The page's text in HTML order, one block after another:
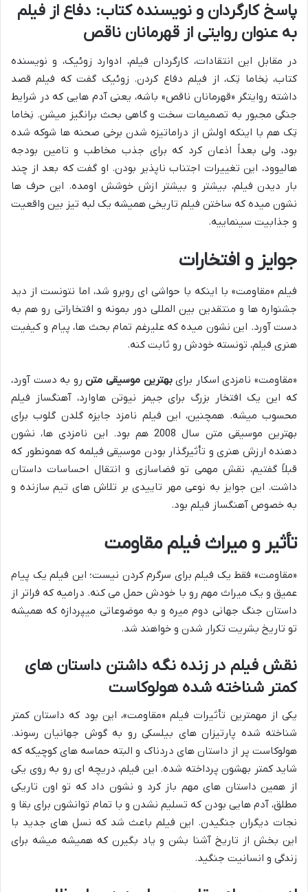
پاسخ کارگردان و نویسنده کتاب: دفاع از فیلم
به عنوان روایتی از قهرمانان ناقص
در مقابل این انتقادات، کارگردان فیلم، ادوارد زوئیک، و نویسنده
کتاب، نِخاما تِک، از فیلم دفاع کردن. زوئیک گفت که فیلم قصد
داشته روایتگر «قهرمانان ناقص» باشه، یعنی آدم هایی که در شرایط
جنگی مجبور به تصمیمات سخت و گاهی بحث برانگیز میشن. نِخاما
تِک هم با اینکه اولش از دراماتیزه شدن برخی صحنه ها شوکه شده
بود، ولی بعداً اذعان کرد که برای جذب مخاطب و تامین بودجه
هالیوود، این تغییرات اجتناب ناپذیر بودن. او گفت که بعد از چند
بار دیدن فیلم، بیشتر و بیشتر ازش خوشش اومده. این حرف ها
نشون میده که ساختن فیلم تاریخی همیشه یک لبه تیز بین واقعیت
و جذابیت سینماییه.
جوایز و افتخارات
فیلم «مقاومت» با اینکه با حواشی ای روبرو شد، اما نتونست از دید
جشنواره ها و منتقدین بین المللی دور بمونه و افتخاراتی رو هم به
دست آورد. این نشون میده که علیرغم تمام بحث ها، پیام و کیفیت
هنری فیلم، تونسته خودش رو ثابت کنه.
«مقاومت» نامزدی اسکار برایبهترین موسیقی متنرو به دست آورد،
که این یک افتخار بزرگ برای جیمز نیوتن هاوارد، آهنگساز فیلم
محسوب میشه. همچنین، این فیلم نامزد جایزه گلدن گلوب برای
بهترین موسیقی متن سال 2008 هم بود. این نامزدی ها، نشون
دهنده ارزش هنری و تأثیرگذار بودن موسیقی فیلمه که همونطور که
قبلاً گفتیم، نقش مهمی تو فضاسازی و انتقال احساسات داستان
داشت. این جوایز به نوعی مهر تاییدی بر تلاش های تیم سازنده و
به خصوص آهنگساز فیلم بود.
تأثیر و میراث فیلم مقاومت
«مقاومت» فقط یک فیلم برای سرگرم کردن نیست؛ این فیلم یک پیام
عمیق و یک میراث مهم رو با خودش حمل می کنه. درامیه که فراتر از
داستان جنگ جهانی دوم میره و به موضوعاتی میپردازه که همیشه
تو تاریخ بشریت تکرار شدن و خواهند شد.
نقش فیلم در زنده نگه داشتن داستان های
کمتر شناخته شده هولوکاست
یکی از مهمترین تأثیرات فیلم «مقاومت»، این بود که داستان کمتر
شناخته شده پارتیزان های بیلسکی رو به گوش جهانیان رسوند.
هولوکاست پر از داستان های دردناک و البته حماسه های کوچیکه که
شاید کمتر بهشون پرداخته شده. این فیلم، دریچه ای رو به روی یکی
از همین داستان های مهم باز کرد و نشون داد که تو اون تاریکی
مطلق، آدم هایی بودن که تسلیم نشدن و با تمام توانشون برای بقا و
نجات دیگران جنگیدن. این فیلم باعث شد که نسل های جدید با
این بخش از تاریخ آشنا بشن و یاد بگیرن که همیشه میشه برای
زندگی و انسانیت جنگید.